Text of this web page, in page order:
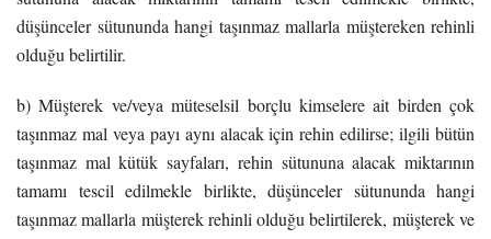
düşünceler sütununda hangi taşınmaz mallarla müştereken rehinli
olduğu belirtilir.
b) Müşterek ve/veya müteselsil borçlu kimselere ait birden çok
taşınmaz mal veya payı aynı alacak için rehin edilirse; ilgili bütün
taşınmaz mal kütük sayfaları, rehin sütununa alacak miktarının
tamamı tescil edilmekle birlikte, düşünceler sütununda hangi
taşınmaz mallarla müşterek rehinli olduğu belirtilerek, müşterek ve